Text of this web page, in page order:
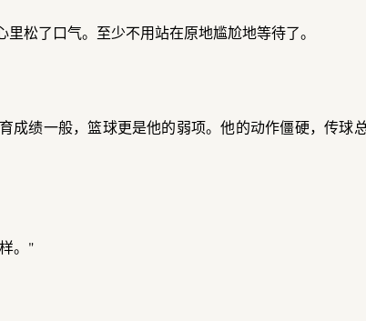
松了口气。至少不用站在原地尴尬地等待了。
成绩一般，篮球更是他的弱项。他的动作僵硬，传球
。"